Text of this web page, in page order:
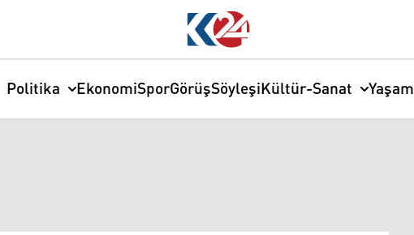
Politika EkonomiSporGörüşSöyleşiKültür-Sanat Yaşam